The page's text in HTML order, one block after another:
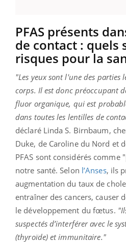
PFAS présents
de contact : quels
risques pour la
"Les yeux sont l'une des parties
corps. Il est donc préoccupant
fluor organique, qui est
dans toutes les lentilles de
déclaré Linda S. Birnbaum,
Duke, de Caroline du Nord et
PFAS sont considérés comme
notre santé. Selon l’Anses, ils
augmentation du taux de
entraîner des cancers, causer
le développement du fœtus.
suspectés d’interférer avec le
(thyroïde) et immunitaire."